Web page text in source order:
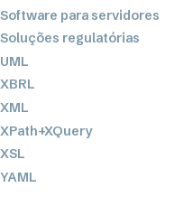
Software para servidores
Soluções regulatórias
UML
XBRL
XML
XPath+XQuery
XSL
YAML